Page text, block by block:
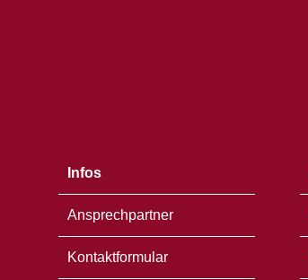
Infos
Ansprechpartner
Kontaktformular